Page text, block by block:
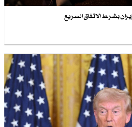
بشرط الاتفاق السريع